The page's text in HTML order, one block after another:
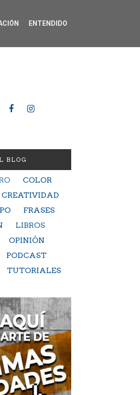
BLOG
COLOR
CREATIVIDAD
FRASES
LIBROS
OPINIÓN
PODCAST
TUTORIALES
ENTENDIDO